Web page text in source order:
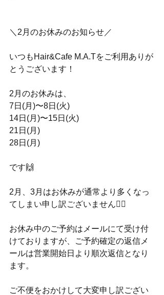
＼2月のお休みのお知らせ／
いつもHair&Cafe M.A.Tをご利用ありが
とうございます！
2月のお休みは、
7日(月)〜8日(火)
14日(月)〜15日(火)
21日(月)
28日(月)
です🙌
2月、3月はお休みが通常より多くなっ
てしまい申し訳ございません🙇‍♀️
お休み中のご予約はメールにて受け付
けておりますが、ご予約確定の返信メ
ールは営業開始日より順次返信となり
ます。
ご不便をおかけして大変申し訳ござい